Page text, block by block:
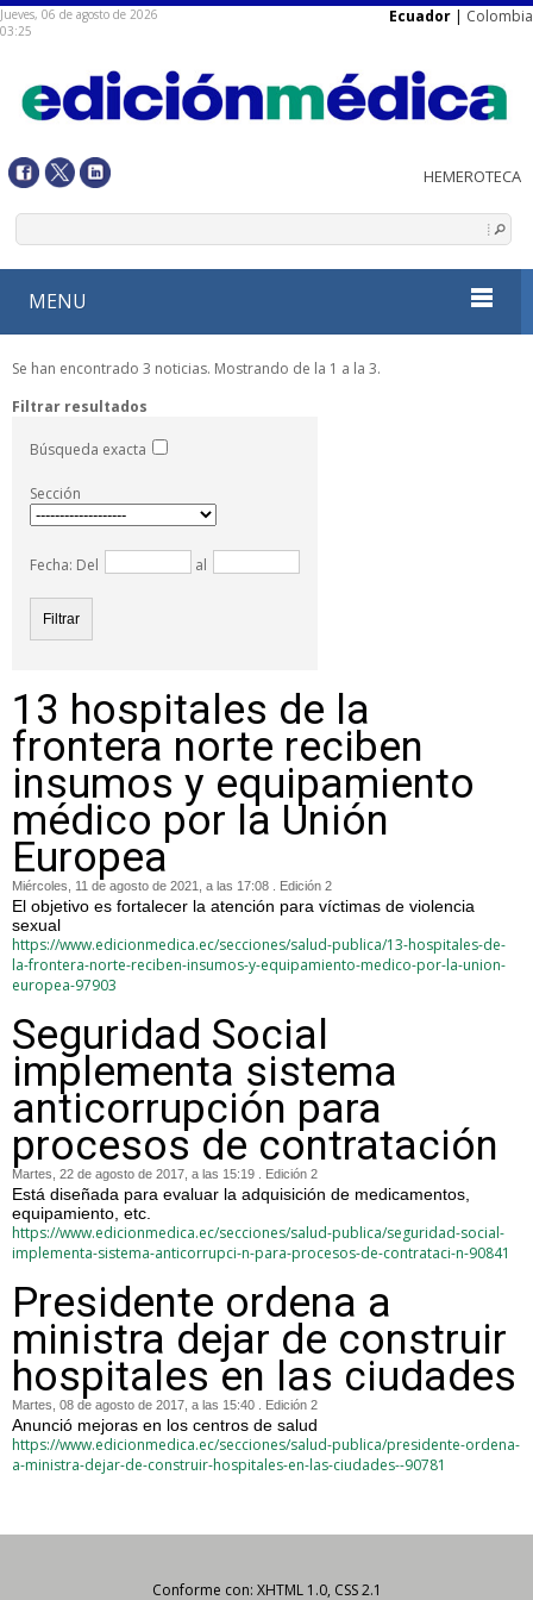
Jueves, 06 de agosto de 2026
03:25
Ecuador | Colombia
MENU
Se han encontrado 3 noticias. Mostrando de la 1 a la 3.
Filtrar resultados
Búsqueda exacta
Sección
Fecha: Del al
13 hospitales de la
frontera norte reciben
insumos y equipamiento
médico por la Unión
Europea
Miércoles, 11 de agosto de 2021, a las 17:08 . Edición 2
El objetivo es fortalecer la atención para víctimas de violencia
sexual
https://www.edicionmedica.ec/secciones/salud-publica/13-hospitales-de-
la-frontera-norte-reciben-insumos-y-equipamiento-medico-por-la-union-
europea-97903
Seguridad Social
implementa sistema
anticorrupción para
procesos de contratación
Martes, 22 de agosto de 2017, a las 15:19 . Edición 2
Está diseñada para evaluar la adquisición de medicamentos,
equipamiento, etc.
https://www.edicionmedica.ec/secciones/salud-publica/seguridad-social-
implementa-sistema-anticorrupci-n-para-procesos-de-contrataci-n-90841
Presidente ordena a
ministra dejar de construir
hospitales en las ciudades
Martes, 08 de agosto de 2017, a las 15:40 . Edición 2
Anunció mejoras en los centros de salud
https://www.edicionmedica.ec/secciones/salud-publica/presidente-ordena-
a-ministra-dejar-de-construir-hospitales-en-las-ciudades--90781
Conforme con: XHTML 1.0, CSS 2.1